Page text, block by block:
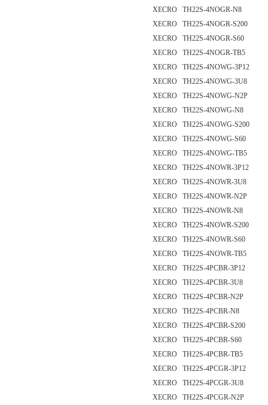
XECRO TH22S-4NOGR-N8
XECRO TH22S-4NOGR-S200
XECRO TH22S-4NOGR-S60
XECRO TH22S-4NOGR-TB5
XECRO TH22S-4NOWG-3P12
XECRO TH22S-4NOWG-3U8
XECRO TH22S-4NOWG-N2P
XECRO TH22S-4NOWG-N8
XECRO TH22S-4NOWG-S200
XECRO TH22S-4NOWG-S60
XECRO TH22S-4NOWG-TB5
XECRO TH22S-4NOWR-3P12
XECRO TH22S-4NOWR-3U8
XECRO TH22S-4NOWR-N2P
XECRO TH22S-4NOWR-N8
XECRO TH22S-4NOWR-S200
XECRO TH22S-4NOWR-S60
XECRO TH22S-4NOWR-TB5
XECRO TH22S-4PCBR-3P12
XECRO TH22S-4PCBR-3U8
XECRO TH22S-4PCBR-N2P
XECRO TH22S-4PCBR-N8
XECRO TH22S-4PCBR-S200
XECRO TH22S-4PCBR-S60
XECRO TH22S-4PCBR-TB5
XECRO TH22S-4PCGR-3P12
XECRO TH22S-4PCGR-3U8
XECRO TH22S-4PCGR-N2P